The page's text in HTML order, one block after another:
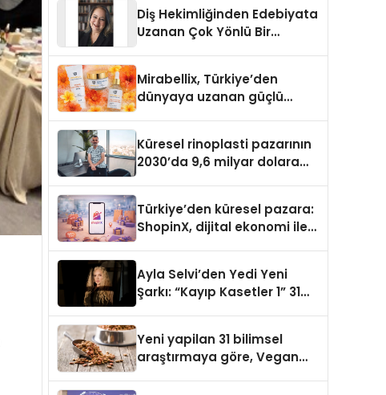
Diş Hekimliğinden Edebiyata
Uzanan Çok Yönlü Bir
Mirabellix, Türkiye’den
dünyaya uzanan güçlü
Küresel rinoplasti pazarının
2030’da 9,6 milyar dolara
Türkiye’den küresel pazara:
ShopinX, dijital ekonomi ile
Ayla Selvi’den Yedi Yeni
Şarkı: “Kayıp Kasetler 1” 31
Yeni yapilan 31 bilimsel
araştırmaya göre, Vegan